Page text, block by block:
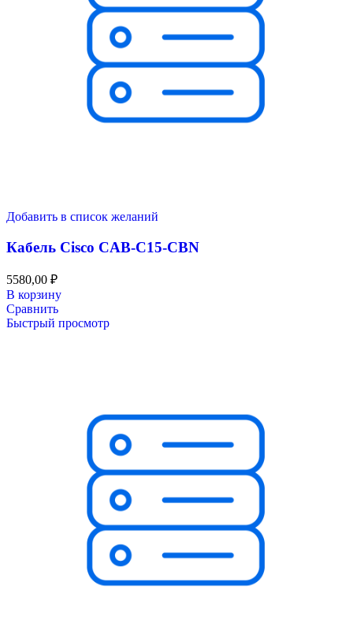
Добавить в список желаний
Кабель Cisco CAB-C15-CBN
5580,00 ₽
В корзину
Сравнить
Быстрый просмотр